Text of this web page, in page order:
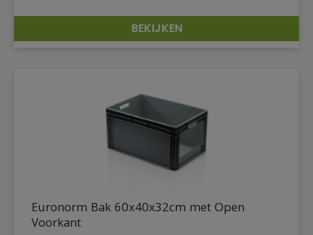
DETAILS
BEKIJKEN
Euronorm Bak 60x40x32cm met Open
Voorkant